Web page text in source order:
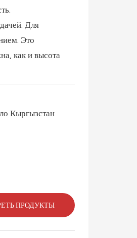
Для
Это
как и высота
Кыргызстан
ПРОДУКТЫ